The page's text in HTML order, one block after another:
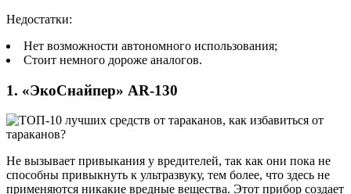
Недостатки:
Нет возможности автономного использования;
Стоит немного дороже аналогов.
1. «ЭкоСнайпер» AR-130
Не вызывает привыкания у вредителей, так как они пока не
способны привыкнуть к ультразвуку, тем более, что здесь не
применяются никакие вредные вещества. Этот прибор создает